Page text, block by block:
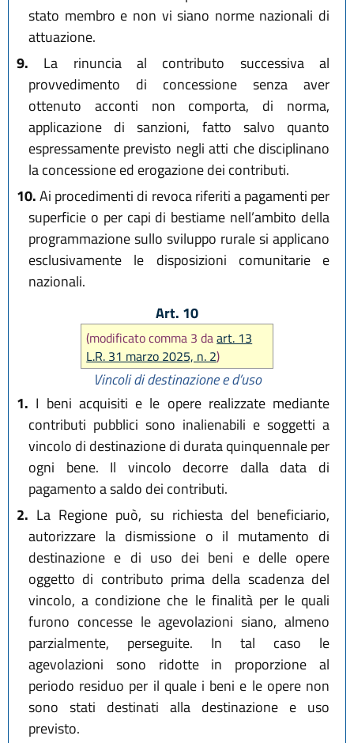
stato membro e non vi siano norme nazionali di
attuazione.
9. La rinuncia al contributo successiva al
provvedimento di concessione senza aver
ottenuto acconti non comporta, di norma,
applicazione di sanzioni, fatto salvo quanto
espressamente previsto negli atti che disciplinano
la concessione ed erogazione dei contributi.
10.Ai procedimenti di revoca riferiti a pagamenti per
superficie o per capi di bestiame nell’ambito della
programmazione sullo sviluppo rurale si applicano
esclusivamente le disposizioni comunitarie e
nazionali.
Art. 10
(modificato comma 3 daart. 13
L.R. 31 marzo 2025, n. 2)
Vincoli di destinazione e d’uso
1. I beni acquisiti e le opere realizzate mediante
contributi pubblici sono inalienabili e soggetti a
vincolo di destinazione di durata quinquennale per
ogni bene. Il vincolo decorre dalla data di
pagamento a saldo dei contributi.
2. La Regione può, su richiesta del beneficiario,
autorizzare la dismissione o il mutamento di
destinazione e di uso dei beni e delle opere
oggetto di contributo prima della scadenza del
vincolo, a condizione che le finalità per le quali
furono concesse le agevolazioni siano, almeno
parzialmente, perseguite. In tal caso le
agevolazioni sono ridotte in proporzione al
periodo residuo per il quale i beni e le opere non
sono stati destinati alla destinazione e uso
previsto.